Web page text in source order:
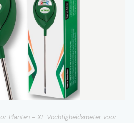
Planten - XL Vochtigheidsmeter voor